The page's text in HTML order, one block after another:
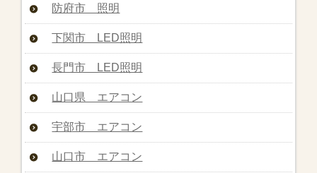
防府市 照明
下関市 LED照明
長門市 LED照明
山口県 エアコン
宇部市 エアコン
山口市 エアコン